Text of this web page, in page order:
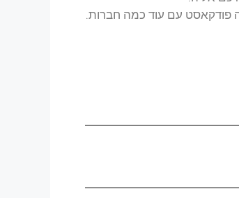
פודקאסט עם עוד כמה חברות.